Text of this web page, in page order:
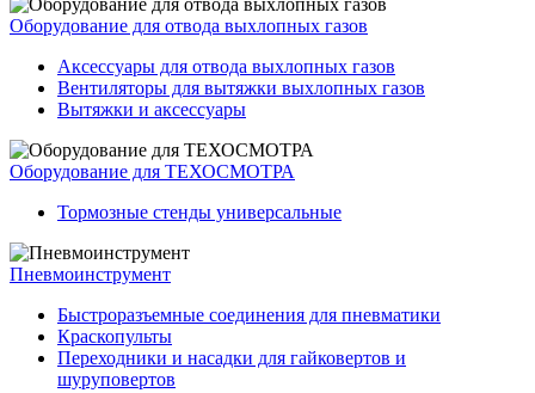
Оборудование для отвода выхлопных газов
Аксессуары для отвода выхлопных газов
Вентиляторы для вытяжки выхлопных газов
Вытяжки и аксессуары
Оборудование для ТЕХОСМОТРА
Тормозные стенды универсальные
Пневмоинструмент
Быстроразъемные соединения для пневматики
Краскопульты
Переходники и насадки для гайковертов и
шуруповертов